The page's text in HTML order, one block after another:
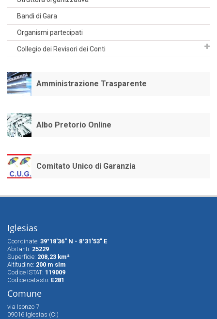
Bandi di Gara
Organismi partecipati
Collegio dei Revisori dei Conti
Amministrazione Trasparente
Albo Pretorio Online
Comitato Unico di Garanzia
Iglesias
Coordinate: 39°18'36" N - 8°31'53" E
Abitanti: 25229
Superfìcie: 208,23 km²
Altitudine: 200 m slm
Codice ISTAT: 119009
Codice catasto: E281
Comune
via Isonzo 7
09016 Iglesias (CI)